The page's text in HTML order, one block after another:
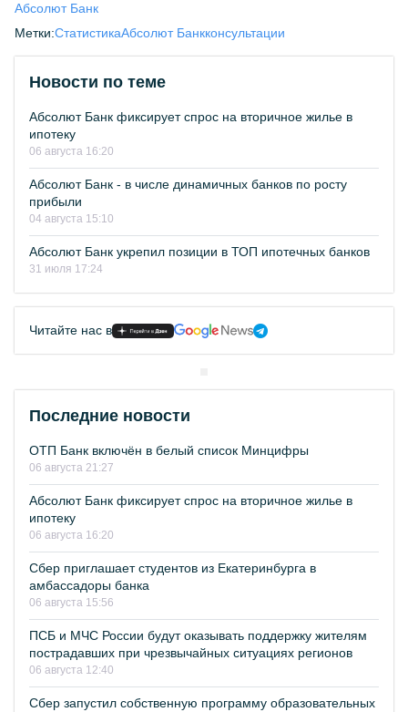
Абсолют Банк
Метки:СтатистикаАбсолют Банкконсультации
Новости по теме
Абсолют Банк фиксирует спрос на вторичное жилье в
ипотеку
06 августа 16:20
Абсолют Банк - в числе динамичных банков по росту
прибыли
04 августа 15:10
Абсолют Банк укрепил позиции в ТОП ипотечных банков
31 июля 17:24
Читайте нас в
Последние новости
ОТП Банк включён в белый список Минцифры
06 августа 21:27
Абсолют Банк фиксирует спрос на вторичное жилье в
ипотеку
06 августа 16:20
Сбер приглашает студентов из Екатеринбурга в
амбассадоры банка
06 августа 15:56
ПСБ и МЧС России будут оказывать поддержку жителям
пострадавших при чрезвычайных ситуациях регионов
06 августа 12:40
Сбер запустил собственную программу образовательных